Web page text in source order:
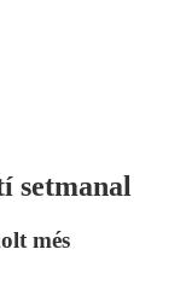
setmanal
més